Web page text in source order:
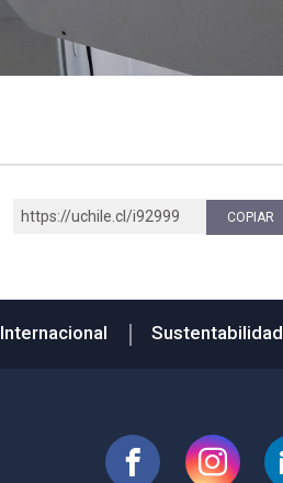
https://uchile.cl/i92999 COPIAR
Internacional Sustentabilidad